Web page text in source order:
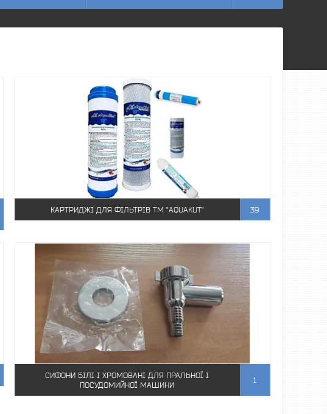
КАРТРИДЖІ ДЛЯ ФІЛЬТРІВ ТМ "AQUAKUT" 39
СИФОНИ БІЛІ І ХРОМОВАНІ ДЛЯ ПРАЛЬНОЇ І
ПОСУДОМИЙНОЇ МАШИНИ
1